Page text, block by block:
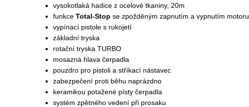
vysokotlaká hadice z ocelové tkaniny, 20m
funkce Total-Stop se zpožděným zapnutím a vypnutím motoru
vypínací pistole s rukojetí
základní tryska
rotační tryska TURBO
mosazná hlava čerpadla
pouzdro pro pistoli a stříkací nástavec
zabezpečení proti běhu naprázdno
keramikou potažené písty čerpadla
systém zpětného vedení při prosaku